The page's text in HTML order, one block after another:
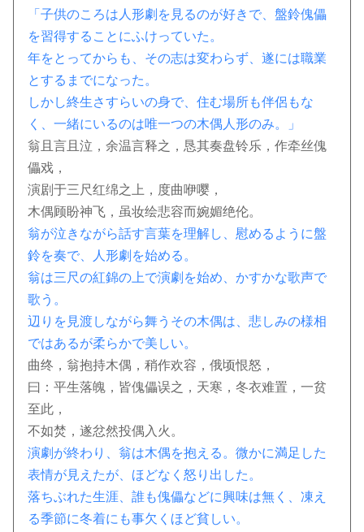
「子供のころは人形劇を見るのが好きで、盤鈴傀儡
を習得することにふけっていた。
年をとってからも、その志は変わらず、遂には職業
とするまでになった。
しかし終生さすらいの身で、住む場所も伴侶もな
く、一緒にいるのは唯一つの木偶人形のみ。」
翁且言且泣，余温言释之，恳其奏盘铃乐，作牵丝傀
儡戏，
演剧于三尺红绵之上，度曲咿嘤，
木偶顾盼神飞，虽妆绘悲容而婉媚绝伦。
翁が泣きながら話す言葉を理解し、慰めるように盤
鈴を奏で、人形劇を始める。
翁は三尺の紅錦の上で演劇を始め、かすかな歌声で
歌う。
辺りを見渡しながら舞うその木偶は、悲しみの様相
ではあるが柔らかで美しい。
曲终，翁抱持木偶，稍作欢容，俄顷恨怒，
曰：平生落魄，皆傀儡误之，天寒，冬衣难置，一贫
至此，
不如焚，遂忿然投偶入火。
演劇が終わり、翁は木偶を抱える。微かに満足した
表情が見えたが、ほどなく怒り出した。
落ちぶれた生涯、誰も傀儡などに興味は無く、凍え
る季節に冬着にも事欠くほど貧しい。